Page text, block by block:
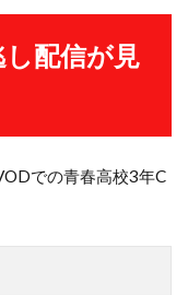
配信が見
での青春高校3年C